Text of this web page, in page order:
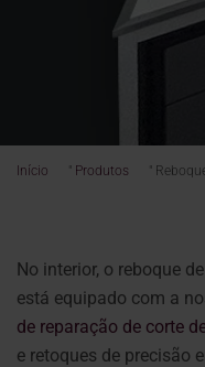
Início " Produtos "
No interior, o reboque
está equipado com a
de reparação de corte
e retoques de precisão